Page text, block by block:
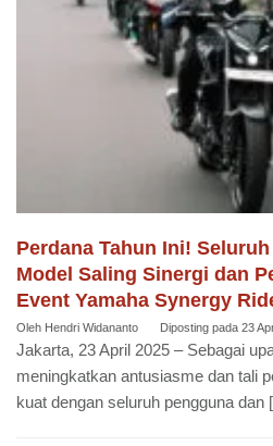
Perdana Tahun Ini!
Model Saling Sinergi dan
Event Yamaha Synergy
Oleh Hendri Widananto Diposting pada 23
Jakarta, 23 April 2025 – Sebagai
meningkatkan antusiasme dan tali
kuat dengan seluruh pengguna